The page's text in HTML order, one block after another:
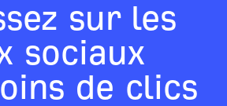
sur les
sociaux
de clics